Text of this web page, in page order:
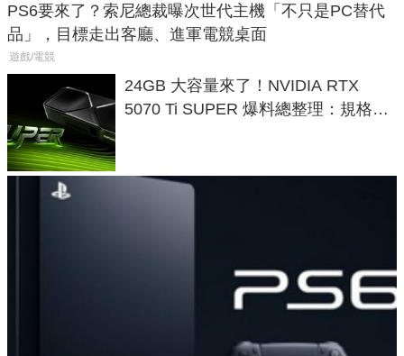
PS6要來了？索尼總裁曝次世代主機「不只是PC替代
品」，目標走出客廳、進軍電競桌面
遊戲/電競
24GB 大容量來了！NVIDIA RTX
5070 Ti SUPER 爆料總整理：規格、